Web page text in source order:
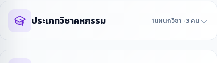
ประเภทวิชาคหกรรม 1 แผนกวิชา · 3 คน